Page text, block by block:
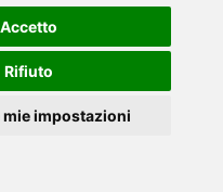
Accetto
Rifiuto
mie impostazioni
riservati. Powered by